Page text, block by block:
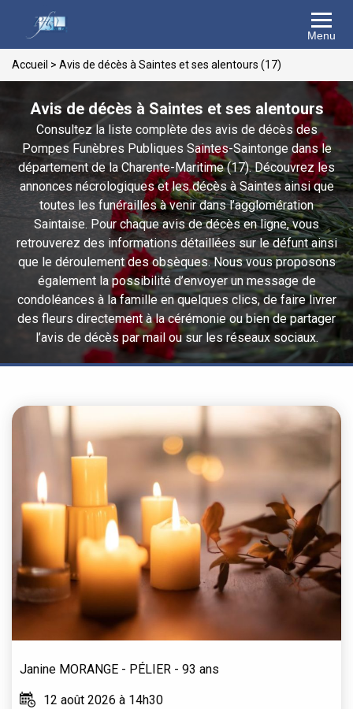
Menu
Accueil > Avis de décès à Saintes et ses alentours (17)
Avis de décès à Saintes et ses alentours
Consultez la liste complète des avis de décès des
Pompes Funèbres Publiques Saintes-Saintonge dans le
département de la Charente-Maritime (17). Découvrez les
annonces nécrologiques et les décès à Saintes ainsi que
toutes les funérailles à venir dans l’agglomération
Saintaise. Pour chaque avis de décès en ligne, vous
retrouverez des informations détaillées sur le défunt ainsi
que le déroulement des obsèques. Nous vous proposons
également la possibilité d’envoyer un message de
condoléances à la famille en quelques clics, de faire livrer
des fleurs directement à la cérémonie ou bien de partager
l’avis de décès par mail ou sur les réseaux sociaux.
Janine MORANGE - PÉLIER - 93 ans
12 août 2026 à 14h30